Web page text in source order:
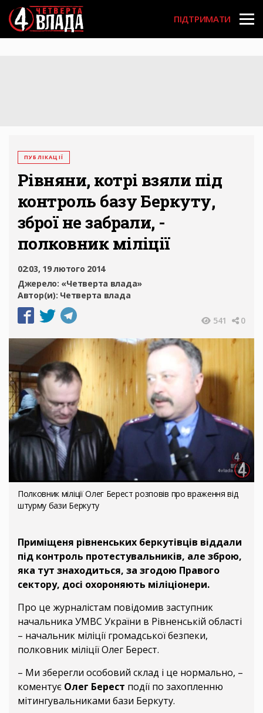
Перейти
до
основного
вмісту
User
account
ПІДТРИМАТИ
ПУБЛІКАЦІЇ
Рівняни, котрі взяли під
контроль базу Беркуту,
зброї не забрали, -
полковник міліції
02:03, 19 лютого 2014
Джерело: «Четверта влада»
Автор(и): Четверта влада
541 0
Полковник міліції Олег Берест розповів про враження від
штурму бази Беркуту
Приміщеня рівненських беркутівців віддали
під контроль протестувальників, але зброю,
яка тут знаходиться, за згодою Правого
сектору, досі охороняють міліціонери.
Про це журналістам повідомив заступник
начальника УМВС України в Рівненській області
– начальник міліції громадської безпеки,
полковник міліції Олег Берест.
– Ми зберегли особовий склад і це нормально, –
коментує Олег Берест події по захопленню
мітингувальниками бази Беркуту.